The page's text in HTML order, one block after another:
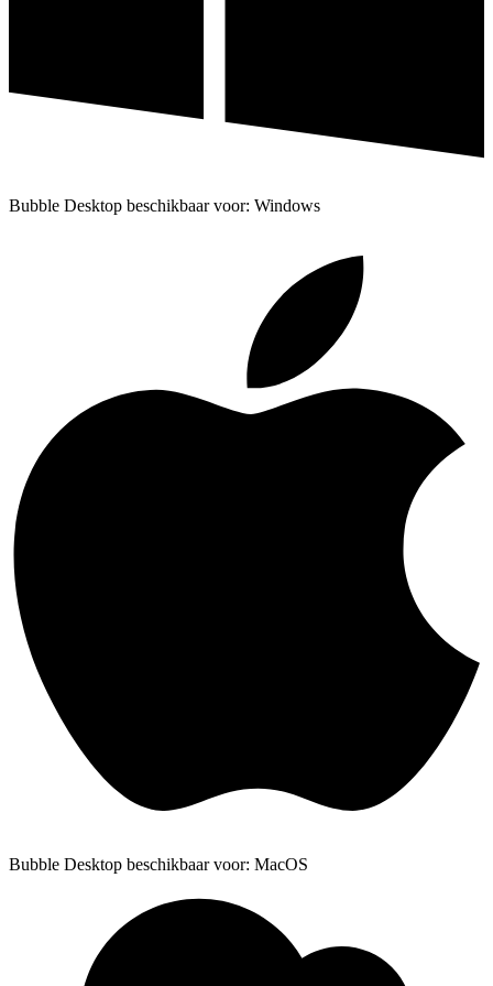
Bubble Desktop beschikbaar voor: Windows
Bubble Desktop beschikbaar voor: MacOS